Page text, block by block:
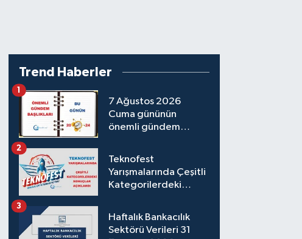
Trend Haberler
7 Ağustos 2026
Cuma gününün
önemli gündem
1
Teknofest
Yarışmalarında Çeşitli
Kategorilerdeki
2
Haftalık Bankacılık
Sektörü Verileri 31
3